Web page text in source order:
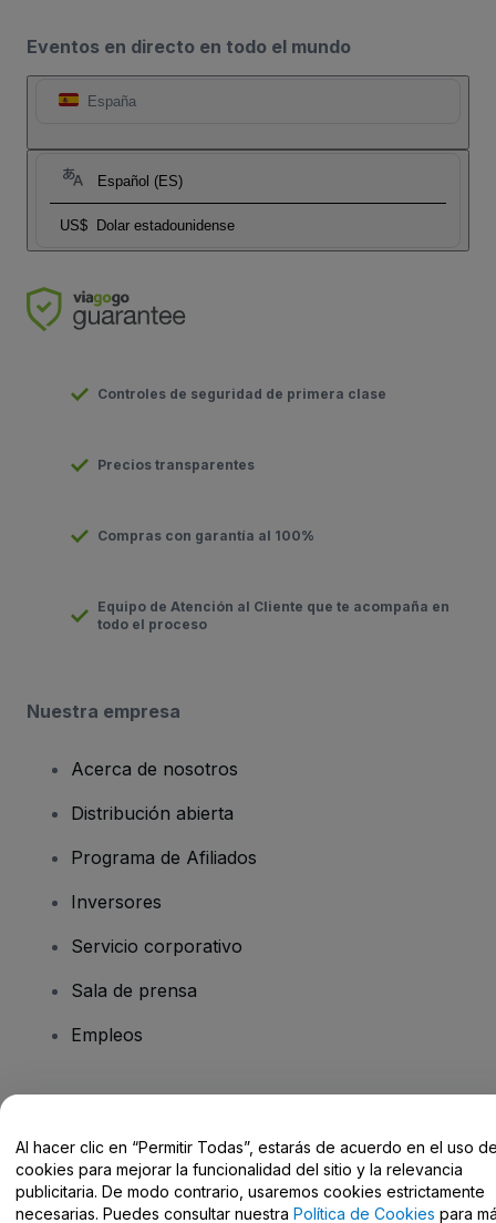
Eventos en directo en todo el mundo
España
Español (ES)
US$ Dolar estadounidense
Controles de seguridad de primera clase
Precios transparentes
Compras con garantía al 100%
Equipo de Atención al Cliente que te acompaña en
todo el proceso
Nuestra empresa
Acerca de nosotros
Distribución abierta
Programa de Afiliados
Inversores
Servicio corporativo
Sala de prensa
Empleos
Centro de Ayuda / Contacto
Al hacer clic en “Permitir Todas”, estarás de acuerdo en el uso
cookies para mejorar la funcionalidad del sitio y la relevancia
publicitaria. De modo contrario, usaremos cookies estrictamente
necesarias. Puedes consultar nuestra Política de Cookies para